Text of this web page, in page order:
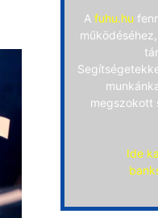
A fuhu.hu
megszokott
Ide